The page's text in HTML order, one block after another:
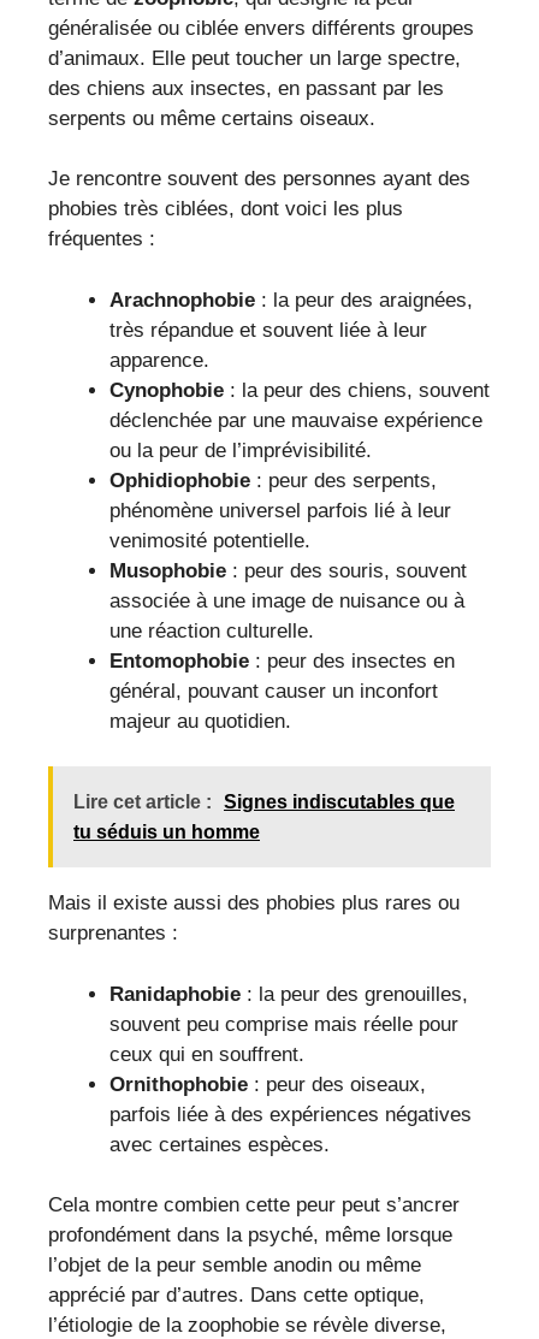
généralisée ou ciblée envers différents groupes
d’animaux. Elle peut toucher un large spectre,
des chiens aux insectes, en passant par les
serpents ou même certains oiseaux.
Je rencontre souvent des personnes ayant des
phobies très ciblées, dont voici les plus
fréquentes :
Arachnophobie : la peur des araignées,
très répandue et souvent liée à leur
apparence.
Cynophobie : la peur des chiens, souvent
déclenchée par une mauvaise expérience
ou la peur de l’imprévisibilité.
Ophidiophobie : peur des serpents,
phénomène universel parfois lié à leur
venimosité potentielle.
Musophobie : peur des souris, souvent
associée à une image de nuisance ou à
une réaction culturelle.
Entomophobie : peur des insectes en
général, pouvant causer un inconfort
majeur au quotidien.
Lire cet article :
Signes indiscutables que
tu séduis un homme
Mais il existe aussi des phobies plus rares ou
surprenantes :
Ranidaphobie : la peur des grenouilles,
souvent peu comprise mais réelle pour
ceux qui en souffrent.
Ornithophobie : peur des oiseaux,
parfois liée à des expériences négatives
avec certaines espèces.
Cela montre combien cette peur peut s’ancrer
profondément dans la psyché, même lorsque
l’objet de la peur semble anodin ou même
apprécié par d’autres. Dans cette optique,
l’étiologie de la zoophobie se révèle diverse,